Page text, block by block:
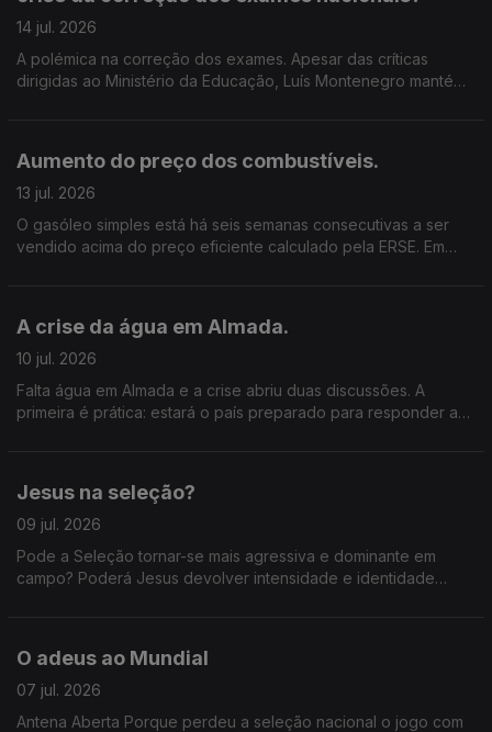
14 jul. 2026
A polémica na correção dos exames. Apesar das críticas
dirigidas ao Ministério da Educação, Luís Montenegro mantém
e as famílias desta situação? Se depois de sexta-feira vierem a
confirmar-se problemas nos resultados da correção das
frágil dentro do Governo?
Aumento do preço dos combustíveis.
13 jul. 2026
O gasóleo simples está há seis semanas consecutivas a ser
vendido acima do preço eficiente calculado pela ERSE. Em
subidas no orçamento das famílias e na atividade das
empresas? Considera aceitável que os preços praticados
ERSE? O que espera das autoridades e do setor para tornar os
preços mais justos e transparentes?
A crise da água em Almada.
10 jul. 2026
Falta água em Almada e a crise abriu duas discussões. A
primeira é prática: estará o país preparado para responder a
trocam acusações, enquanto milhares de pessoas esperam
por respostas.
Jesus na seleção?
09 jul. 2026
Pode a Seleção tornar-se mais agressiva e dominante em
campo? Poderá Jesus devolver intensidade e identidade
O adeus ao Mundial
07 jul. 2026
Antena Aberta Porque perdeu a seleção nacional o jogo com